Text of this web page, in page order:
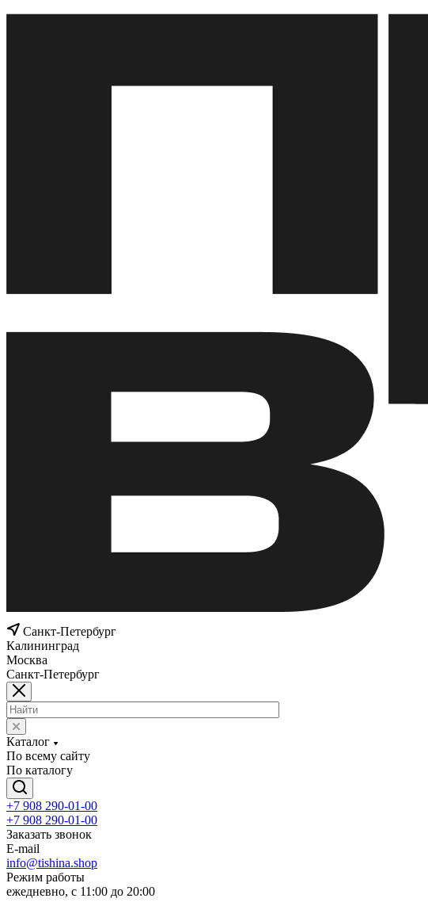
Санкт-Петербург
Калининград
Москва
Санкт-Петербург
Каталог
По всему сайту
По каталогу
+7 908 290-01-00
+7 908 290-01-00
Заказать звонок
E-mail
info@tishina.shop
Режим работы
ежедневно, с 11:00 до 20:00